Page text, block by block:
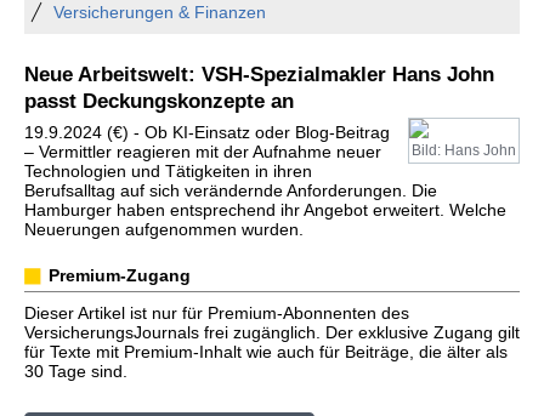
Versicherungen & Finanzen
Neue Arbeitswelt: VSH-Spezialmakler Hans John
passt Deckungskonzepte an
Bild: Hans John
19.9.2024 (€) - Ob KI-Einsatz oder Blog-Beitrag
– Vermittler reagieren mit der Aufnahme neuer
Technologien und Tätigkeiten in ihren
Berufsalltag auf sich verändernde Anforderungen. Die
Hamburger haben entsprechend ihr Angebot erweitert. Welche
Neuerungen aufgenommen wurden.
Premium-Zugang
Dieser Artikel ist nur für Premium-Abonnenten des
VersicherungsJournals frei zugänglich. Der exklusive Zugang gilt
für Texte mit Premium-Inhalt wie auch für Beiträge, die älter als
30 Tage sind.